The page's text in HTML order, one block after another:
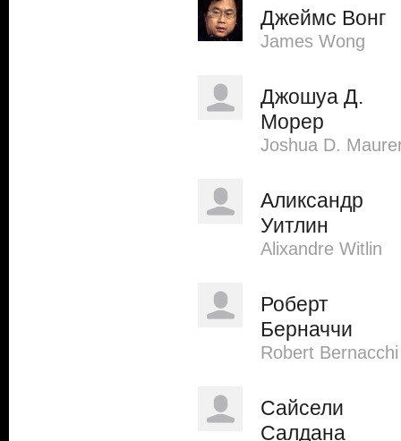
Джеймс Вонг
James Wong
Джошуа Д.
Морер
Joshua D.
Аликсандр
Уитлин
Alixandre Witlin
Роберт
Берначчи
Robert Bernacchi
Сайсели
Салдана